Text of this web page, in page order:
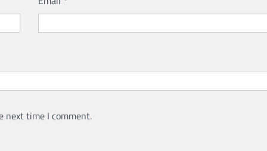
next time I comment.